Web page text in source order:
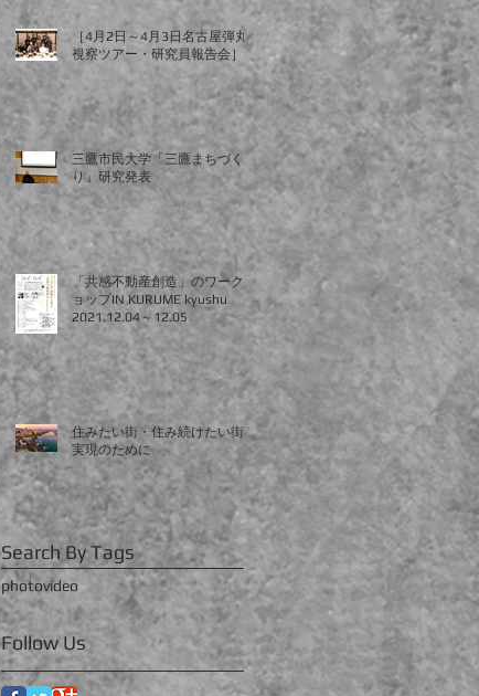
［4月2日～4月3日名古屋弾丸
視察ツアー・研究員報告会］
三鷹市民大学「三鷹まちづく
り」研究発表
「共感不動産創造」のワークシ
ョップIN KURUME kyushu
2021.12.04～12.05
住みたい街・住み続けたい街の
実現のために
Search By Tags
photovideo
Follow Us